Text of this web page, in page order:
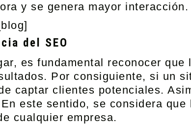
y se genera mayor interacción.
del SEO
es fundamental reconocer
Por consiguiente, si un
captar clientes potenciales.
este sentido, se considera
cualquier empresa.